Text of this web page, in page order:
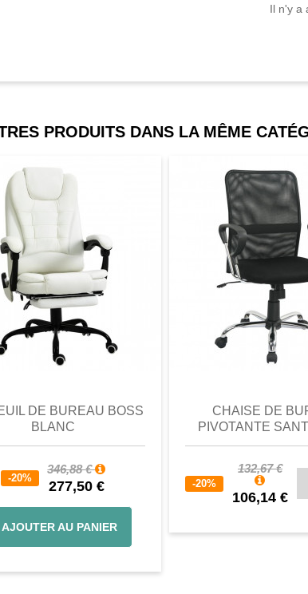
Il n'y a
PRODUITS DANS LA MÊME
DE BUREAU BOSS
BLANC
-20%
346,88 €
277,50 €
AJOUTER AU PANIER
Favori
CHAISE DE
PIVOTANTE
-20%
132,67 €
106,14 €
Favori